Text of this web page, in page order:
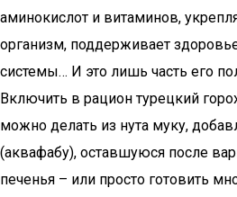
аминокислот и витаминов,
организм, поддерживает
системы… И это лишь часть его
Включить в рацион турецкий
можно делать из нута муку,
(аквафабу), оставшуюся после
печенья – или просто готовить